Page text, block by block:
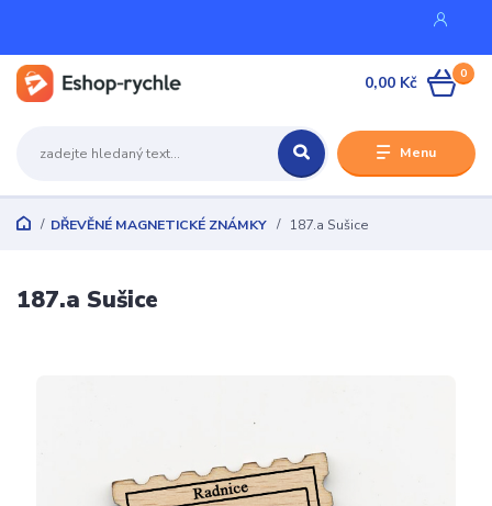
Menu
0
0,00 Kč
DŘEVĚNÉ MAGNETICKÉ ZNÁMKY 187.a Sušice
187.a Sušice